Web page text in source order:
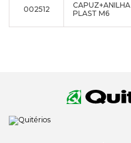
002512
CAPUZ+ANILHA
PLAST M6